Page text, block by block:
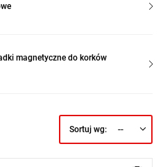
magnetyczne do korków
Sortuj wg: --